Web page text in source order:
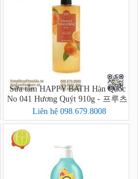
Sữa tắm HAPPY BATH Hàn Quốc
No 041 Hương Quýt 910g - 프루츠
크러시 바디워시
Liên hệ 098.679.8008